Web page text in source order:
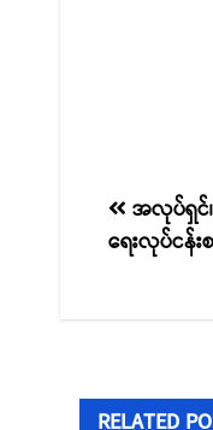
စာမူ
လမ်းက
အလုပ်ရှင်၊
ရေးလုပ်ငန်း
RELATED